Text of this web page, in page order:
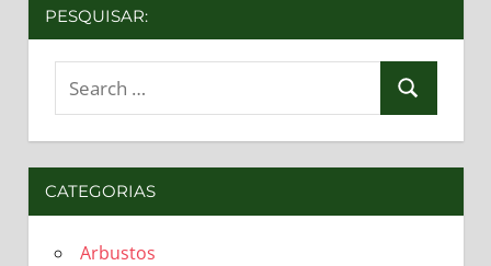
PESQUISAR:
Search
CATEGORIAS
Arbustos